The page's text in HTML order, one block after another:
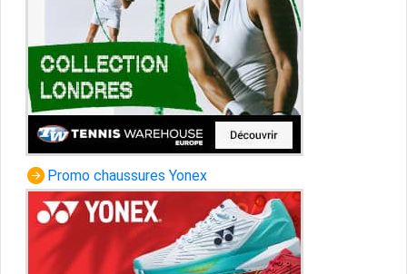
Promo chaussures Yonex